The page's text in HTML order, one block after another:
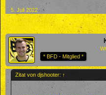
5. Juli 2022
* BFD - Mitglied *
Zitat von djshooter: ↑